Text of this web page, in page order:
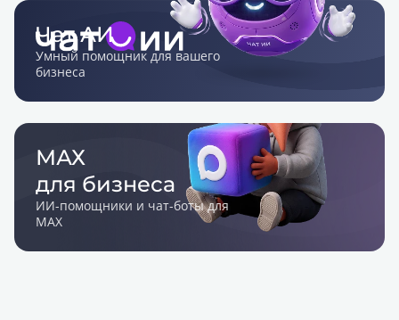
Чат АИ
Умный помощник для вашего
бизнеса
МАХ
для бизнеса
ИИ-помощники и чат-боты для
MAX